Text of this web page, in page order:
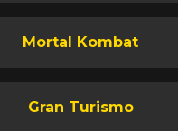
Mortal Kombat
Gran Turismo